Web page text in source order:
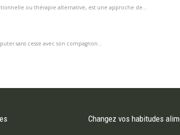
ou thérapie alternative, est une approche de...
sans cesse avec son compagnon...
Changez vos habitudes